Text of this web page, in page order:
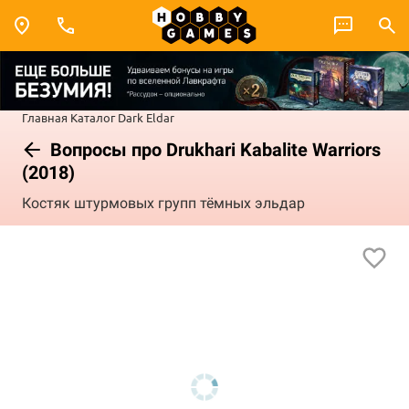
Главная Каталог Dark Eldar
Вопросы про Drukhari Kabalite Warriors
(2018)
Костяк штурмовых групп тёмных эльдар